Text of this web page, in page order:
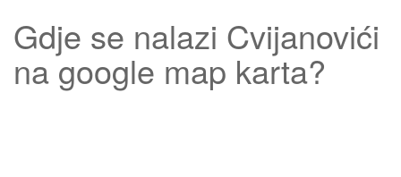
Gdje se nalazi Cvijanovići
na google map karta?